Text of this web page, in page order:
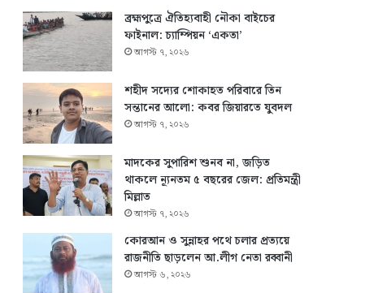
ব্রহ্মপুত্রে ঐতিহ্যবাহী নৌকা বাইচের
ফাইনাল: চ্যাম্পিয়ন ‘একতা’
আগস্ট ৭, ২০২৬
শহীদ সদ্যের শোকাহত পরিবারে তিন
সন্তানের আলো: কবর জিয়ারতে যুবদল
আগস্ট ৭, ২০২৬
মাদকের সুপারিশ শুনব না, জড়িত
থাকলে ন্যূনতম ৫ বছরের জেল: প্রতিমন্ত্রী
মিল্লাত
আগস্ট ৭, ২০২৬
কোরআন ও সুন্নাহর পথে চলার প্রত্যয়ে
রাজনীতি ছাড়লেন আ.লীগ নেতা রব্বানী
আগস্ট ৬, ২০২৬